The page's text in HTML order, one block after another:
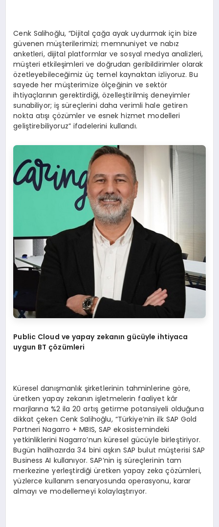
Cenk Salihoğlu, “Dijital çağa ayak uydurmak için bize
güvenen müşterilerimizi; memnuniyet ve nabız
anketleri, dijital platformlar ve sosyal medya analizleri,
müşteri etkileşimleri ve doğrudan geribildirimler olarak
özetleyebileceğimiz üç temel kaynaktan izliyoruz. Bu
sayede her müşterimize ölçeğinin ve sektör
ihtiyaçlarının gerektirdiği, özelleştirilmiş deneyimler
sunabiliyor; iş süreçlerini daha verimli hale getiren
nokta atışı çözümler ve esnek hizmet modelleri
geliştirebiliyoruz” ifadelerini kullandı.
Public Cloud ve yapay zekanın gücüyle ihtiyaca
uygun BT çözümleri
Küresel danışmanlık şirketlerinin tahminlerine göre,
üretken yapay zekanın işletmelerin faaliyet kâr
marjlarına %2 ila 20 artış getirme potansiyeli olduğuna
dikkat çeken Cenk Salihoğlu, “Türkiye’nin ilk SAP Gold
Partneri Nagarro + MBIS, SAP ekosistemindeki
yetkinliklerini Nagarro’nun küresel gücüyle birleştiriyor.
Bugün halihazırda 34 bini aşkın SAP bulut müşterisi SAP
Business AI kullanıyor. SAP’nin iş süreçlerinin tam
merkezine yerleştirdiği üretken yapay zeka çözümleri,
yüzlerce kullanım senaryosunda operasyonu, karar
almayı ve modellemeyi kolaylaştırıyor.